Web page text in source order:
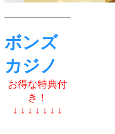
ボンズ
カジノ
お得な特典付
き！
↓ ↓ ↓ ↓ ↓ ↓ ↓